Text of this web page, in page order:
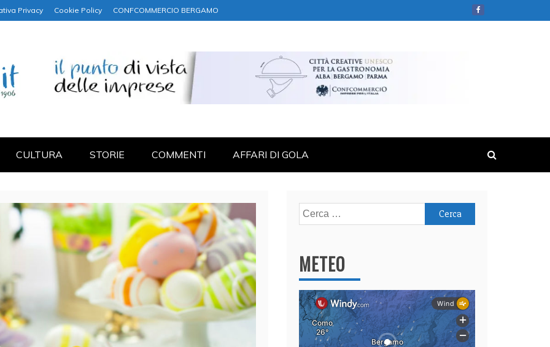
Privacy Cookie Policy CONFCOMMERCIO BERGAMO
CULTURA STORIE COMMENTI AFFARI DI GOLA
Ricerca
per:
METEO